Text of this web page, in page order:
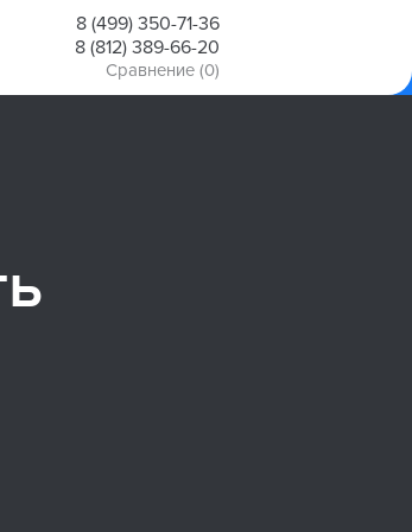
8 (499) 350-71-36
8 (812) 389-66-20
Сравнение (0)